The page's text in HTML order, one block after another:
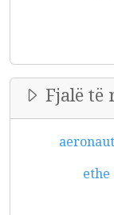
Fjalë të
ethe